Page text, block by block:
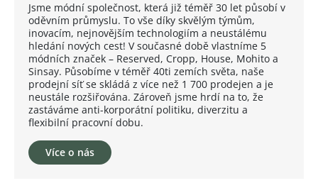
Jsme módní společnost, která již téměř 30 let působí v
oděvním průmyslu. To vše díky skvělým týmům,
inovacím, nejnovějším technologiím a neustálému
hledání nových cest! V současné době vlastníme 5
módních značek – Reserved, Cropp, House, Mohito a
Sinsay. Působíme v téměř 40ti zemích světa, naše
prodejní síť se skládá z více než 1 700 prodejen a je
neustále rozšiřována. Zároveň jsme hrdí na to, že
zastáváme anti-korporátní politiku, diverzitu a
flexibilní pracovní dobu.
Více o nás